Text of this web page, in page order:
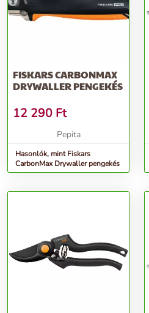
FISKARS CARBONMAX
DRYWALLER PENGEKÉS
12 290 Ft
Pepita
Hasonlók, mint Fiskars
CarbonMax Drywaller pengekés